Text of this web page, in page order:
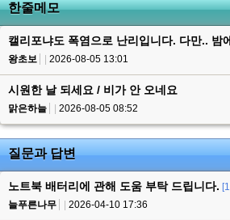
한줄메모
캘리포냐도 폭염으로 난리입니다. 다만.. 밤
왕초보 2026-08-05 13:01
시원한 날 되세요 / 비가 안 오네요
맑은하늘 2026-08-05 08:52
질문과 답변
노트북 배터리에 관해 도움 부탁 드립니다.
늘푸른나무
2026-04-10 17:36